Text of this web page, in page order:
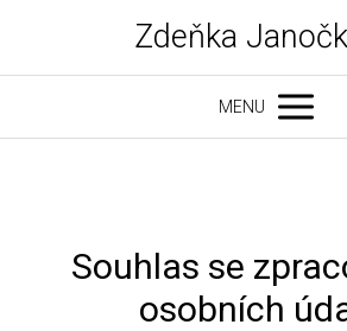
Zdeňka
MENU
Souhlas se
osobních